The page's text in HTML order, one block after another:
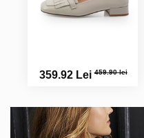
359.92 Lei459.90 lei